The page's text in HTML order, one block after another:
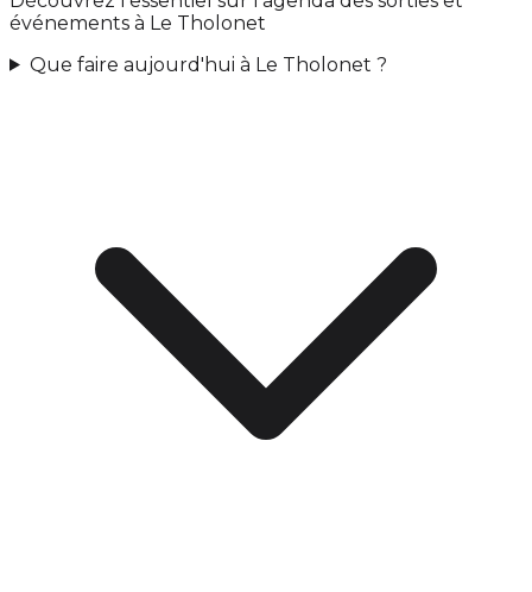
événements à Le Tholonet
Que faire aujourd'hui à Le Tholonet ?